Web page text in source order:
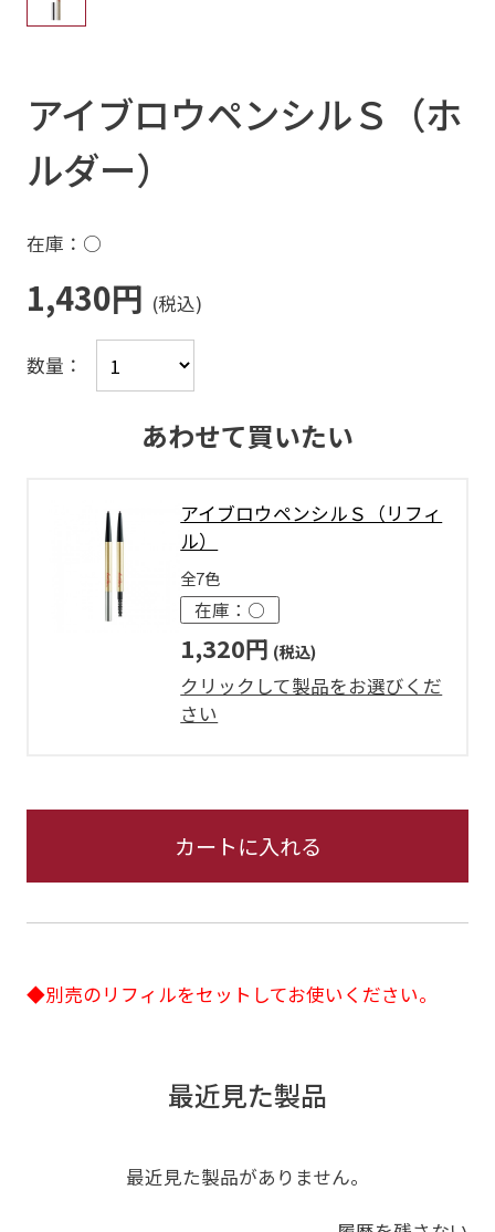
アイブロウペンシルＳ（ホ
ルダー）
在庫：○
1,430円
数量：
あわせて買いたい
アイブロウペンシルＳ（リフィ
ル）
全7色
在庫：○
1,320円
クリックして製品をお選びくだ
さい
カートに入れる
◆別売のリフィルをセットしてお使いください。
最近見た製品
最近見た製品がありません。